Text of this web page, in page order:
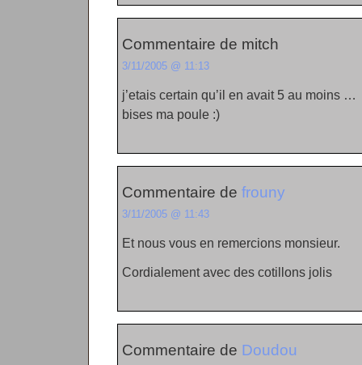
Commentaire de mitch
3/11/2005 @ 11:13
j’etais certain qu’il en avait 5 au moins …
bises ma poule :)
Commentaire de frouny
3/11/2005 @ 11:43
Et nous vous en remercions monsieur.
Cordialement avec des cotillons jolis
Commentaire de Doudou